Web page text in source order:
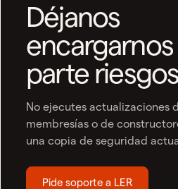
Déjanos
encargarnos
parte
No ejecutes actualizaciones
membresías o de
una copia de seguridad
Pide soporte a LER